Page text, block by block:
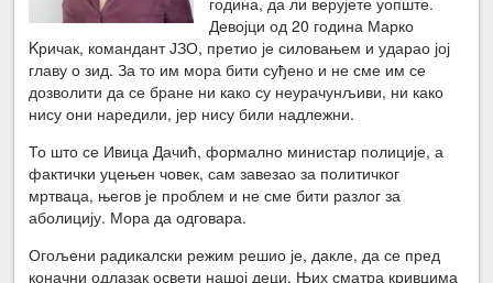
Девојци од 20 година Марко
Kричак, командант ЈЗО, претио је силовањем и ударао јој
главу о зид. За то им мора бити суђено и не сме им се
дозволити да се бране ни како су неурачунљиви, ни како
нису они наредили, јер нису били надлежни.
То што се Ивица Дачић, формално министар полиције, а
фактички уцењен човек, сам завезао за политичког
мртваца, његов је проблем и не сме бити разлог за
аболицију. Мора да одговара.
Огољени радикалски режим решио је, дакле, да се пред
коначни одлазак освети нашој деци. Њих сматра кривцима